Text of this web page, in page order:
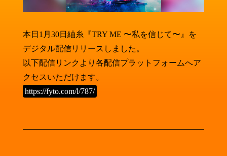
本日1月30日紬糸『TRY ME 〜私を信じて〜』を
デジタル配信リリースしました。
以下配信リンクより各配信プラットフォームへア
クセスいただけます。
https://fyto.com/l/787/